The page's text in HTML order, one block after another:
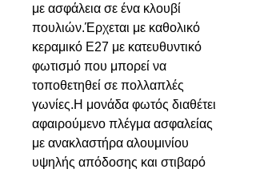
με ασφάλεια σε ένα κλουβί
πουλιών.Έρχεται με καθολικό
κεραμικό E27 με κατευθυντικό
φωτισμό που μπορεί να
τοποθετηθεί σε πολλαπλές
γωνίες.Η μονάδα φωτός διαθέτει
αφαιρούμενο πλέγμα ασφαλείας
με ανακλαστήρα αλουμινίου
υψηλής απόδοσης και στιβαρό